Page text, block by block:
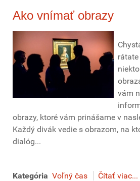
Ako vnímať obrazy
vám
obrazy, ktoré vám prinášame v
Každý divák vedie s obrazom, na
dialóg...
Kategória Voľný čas Čítať viac...